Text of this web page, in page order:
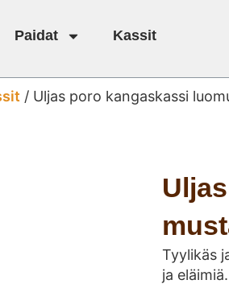
Paidat Kassit
/ Uljas poro kangaskassi
Tyylikäs
ja